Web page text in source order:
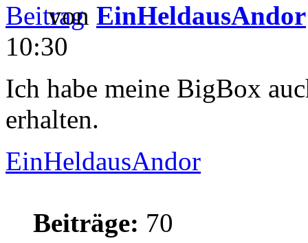
von EinHeldausAndor
10:30
Ich habe meine BigBox
erhalten.
EinHeldausAndor
Beiträge: 70